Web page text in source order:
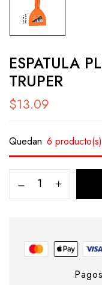
ESPATULA
TRUPER
$13.09
Quedan 6 producto(s)